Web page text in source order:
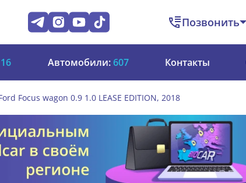
Позвонить
16 Автомобили:607 Контакты
Focus wagon 0.9 1.0 LEASE EDITION, 2018